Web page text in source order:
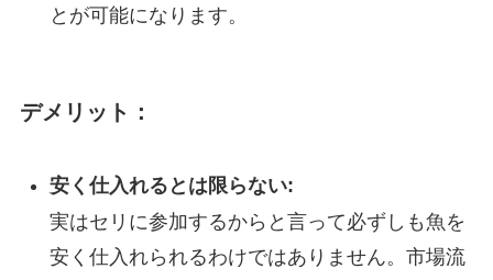
とが可能になります。
デメリット：
安く仕入れるとは限らない:
実はセリに参加するからと言って必ずしも魚を
安く仕入れられるわけではありません。市場流